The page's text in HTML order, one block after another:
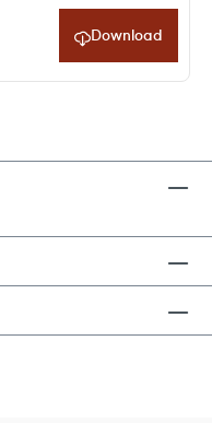
Download